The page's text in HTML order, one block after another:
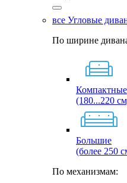
все Угловые
По ширине
Компактные
(180...220
Большие
(более 250
По механизмам: